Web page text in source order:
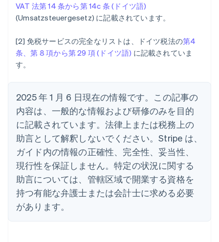
VAT 法第 14 条から第 14c 条 (ドイツ語)
(Umsatzsteuergesetz) に記載されています。
[2] 免税サービスの完全なリストは、ドイツ税法の第4
条、第 8 項から第 29 項 (ドイツ語) に記載されていま
す。
2025 年 1 月 6 日現在の情報です。この記事の
内容は、一般的な情報および研修のみを目的
に記載されています。法律上または税務上の
助言として解釈しないでください。Stripe は、
ガイド内の情報の正確性、完全性、妥当性、
現行性を保証しません。特定の状況に関する
助言については、管轄区域で開業する資格を
持つ有能な弁護士または会計士に求める必要
があります。
オランダ
NederlandsEnglish
キプロス
English
English Italiano
ジブラルタル
English
シンガポール
English 简体中文
スイス
DeutschFrançaisItalianoEnglish
スウェーデン
Svenska English
スペイン
EspañolEnglish
スロバキア
スロベニア